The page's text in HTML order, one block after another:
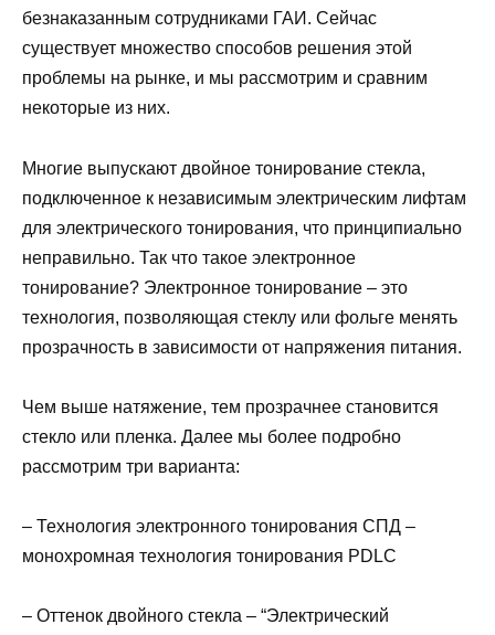
безнаказанным сотрудниками ГАИ. Сейчас
существует множество способов решения этой
проблемы на рынке, и мы рассмотрим и сравним
некоторые из них.
Многие выпускают двойное тонирование стекла,
подключенное к независимым электрическим лифтам
для электрического тонирования, что принципиально
неправильно. Так что такое электронное
тонирование? Электронное тонирование – это
технология, позволяющая стеклу или фольге менять
прозрачность в зависимости от напряжения питания.
Чем выше натяжение, тем прозрачнее становится
стекло или пленка. Далее мы более подробно
рассмотрим три варианта:
– Технология электронного тонирования СПД –
монохромная технология тонирования PDLC
– Оттенок двойного стекла – “Электрический